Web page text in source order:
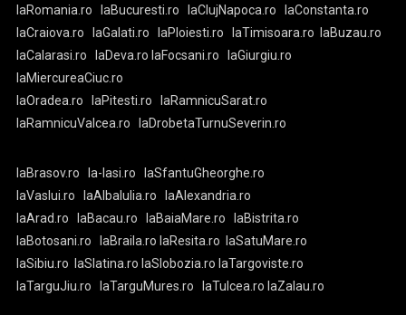
laRomania.ro laBucuresti.ro laClujNapoca.ro
laConstanta.ro
laCraiova.ro
laGalati.ro laPloiesti.ro laTimisoara.ro
laBuzau.ro
laCalarasi.ro
laDeva.ro laFocsani.ro
laGiurgiu.ro
laMiercureaCiuc.ro
laOradea.ro
laPitesti.ro
laRamnicuSarat.ro
laRamnicuValcea.ro
laDrobetaTurnuSeverin.ro
laBrasov.ro la-Iasi.ro
laSfantuGheorghe.ro
laVaslui.ro
laAlbaIulia.ro
laAlexandria.ro
laArad.ro
laBacau.ro laBaiaMare.ro
laBistrita.ro
laBotosani.ro
laBraila.ro laResita.ro
laSatuMare.ro
laSibiu.ro
laSlatina.ro laSlobozia.ro laTargoviste.ro
laTarguJiu.ro
laTarguMures.ro laTulcea.ro laZalau.ro